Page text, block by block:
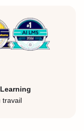
travail